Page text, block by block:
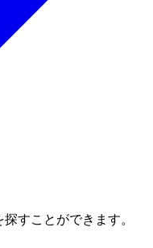
すことができます。